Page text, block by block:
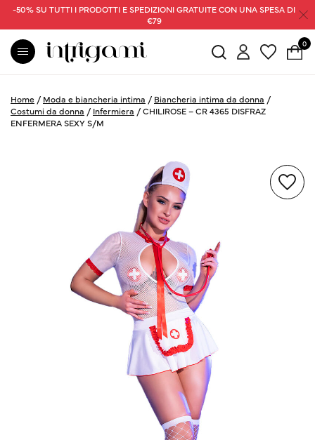
-50% SU TUTTI I PRODOTTI E SPEDIZIONI GRATUITE CON UNA SPESA DI
€79
0
Home / Moda e biancheria intima / Biancheria intima da donna /
Costumi da donna / Infermiera /CHILIROSE – CR 4365 DISFRAZ
ENFERMERA SEXY S/M